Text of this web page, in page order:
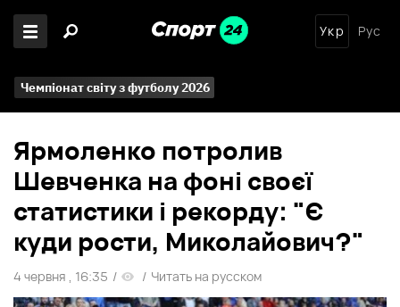
Укр Рус
Чемпіонат світу з футболу 2026
Ярмоленко потролив
Шевченка на фоні своєї
статистики і рекорду: "Є
куди рости, Миколайович?"
4 червня , 16:35 / / Читать на русском